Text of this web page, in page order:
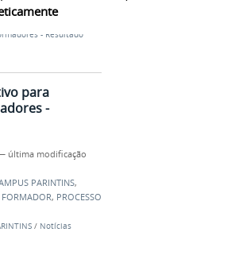
/Notícias/Processo
- Resultado
para
-
última modificação
PARINTINS,
FORMADOR, PROCESSO
/ Notícias